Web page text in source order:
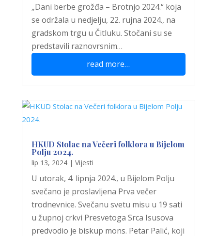
„Dani berbe grožđa – Brotnjo 2024.“ koja
se održala u nedjelju, 22. rujna 2024., na
gradskom trgu u Čitluku. Stočani su se
predstavili raznovrsnim…
read more…
HKUD Stolac na Večeri folklora u Bijelom
Polju 2024.
lip 13, 2024| Vijesti
U utorak, 4. lipnja 2024., u Bijelom Polju
svečano je proslavljena Prva večer
trodnevnice. Svečanu svetu misu u 19 sati
u župnoj crkvi Presvetoga Srca Isusova
predvodio je biskup mons. Petar Palić, koji